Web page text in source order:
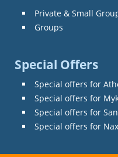
Private & Small
Groups
Special Offers
Special offers for
Special offers for
Special offers for
Special offers for